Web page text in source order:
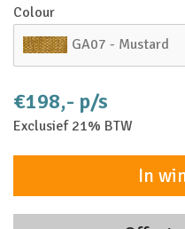
Colour
GA07 - Mustard
€198,- p/s
Exclusief 21% BTW
In